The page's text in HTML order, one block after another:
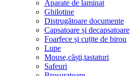
Aparate de laminat
Ghilotine
Distrugătoare documente
Capsatoare și decapsatoare
Foarfece și cuțite de birou
Lupe
Mouse,căști,tastaturi
Safeuri